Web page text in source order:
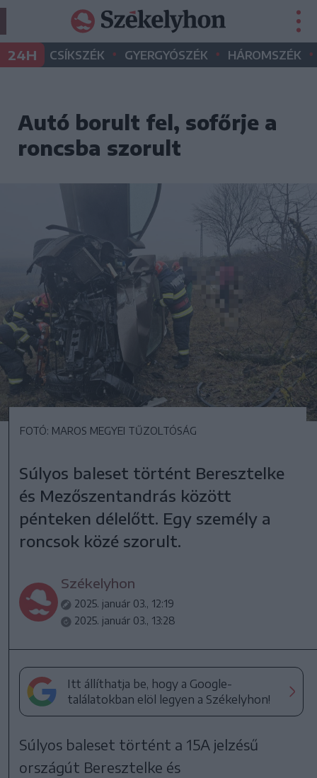
24H CSÍKSZÉK • GYERGYÓSZÉK • HÁROMSZÉK •
Autó borult fel, sofőrje a
roncsba szorult
FOTÓ: MAROS MEGYEI TŰZOLTÓSÁG
Súlyos baleset történt Beresztelke
és Mezőszentandrás között
pénteken délelőtt. Egy személy a
roncsok közé szorult.
Székelyhon
2025. január 03., 12:19
2025. január 03., 13:28
Itt állíthatja be, hogy a Google-
találatokban elöl legyen a Székelyhon!
Súlyos baleset történt a 15A jelzésű
országút Beresztelke és